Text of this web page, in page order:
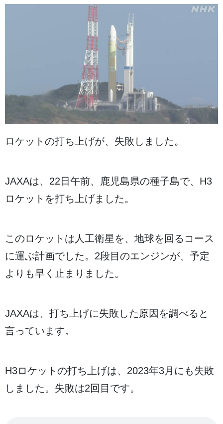
ロケットの打ち 上げが、 失敗 しました。
JAXAは、22 日 午前、 鹿児島県の種子島で、H3
ロケットを打ち 上げました。
このロケットは 人工衛星を、 地球を 回 るコース
に運ぶ計画でした。2段目 のエンジンが、 予定
よりも早 く 止 まりました。
JAXAは、 打ち 上げに失敗 した原因 を調べると
言っています。
H3ロケットの打ち 上げは、2023年3月 にも失敗
しました。 失敗は2回 目 です。